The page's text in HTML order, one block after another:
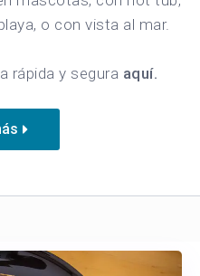
o con vista al mar.
rápida y segura aquí.